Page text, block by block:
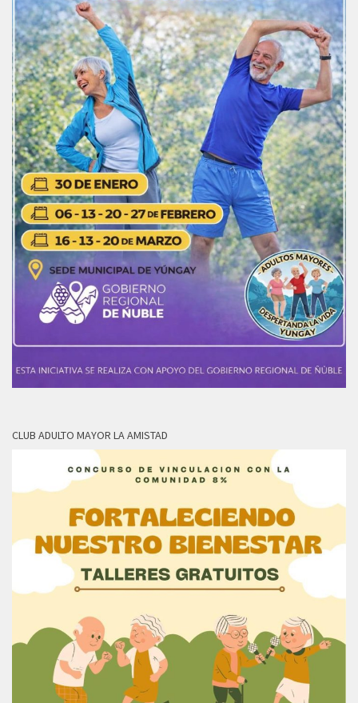
CLUB ADULTO MAYOR LA AMISTAD